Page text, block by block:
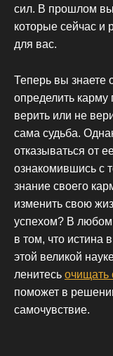
сил. В прошлом
которые сейчас и
для вас.
Теперь вы знаете
определить
верить или не
сама судьба.
отказываться от
ознакомившись с
знание своего
изменить свою
успехом? В любом
в том, что истина
этой великой
ленитесь очищать
поможет в
самочувствие.